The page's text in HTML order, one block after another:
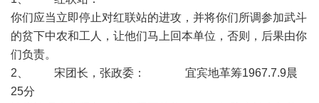
你们应当立即停止对红联站的进攻，并将你们所调参加武斗
的贫下中农和工人，让他们马上回本单位，否则，后果由你
们负责。
2、 宋团长，张政委： 宜宾地革筹1967.7.9晨
25分